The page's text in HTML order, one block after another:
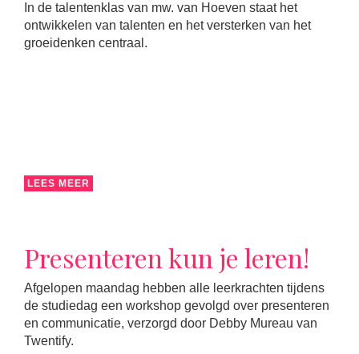
In de talentenklas van mw. van Hoeven staat het
ontwikkelen van talenten en het versterken van het
groeidenken centraal.
LEES MEER
Presenteren kun je leren!
Afgelopen maandag hebben alle leerkrachten tijdens
de studiedag een workshop gevolgd over presenteren
en communicatie, verzorgd door Debby Mureau van
Twentify.